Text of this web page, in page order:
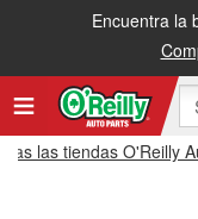
Encuentra la
las tiendas O'Reilly